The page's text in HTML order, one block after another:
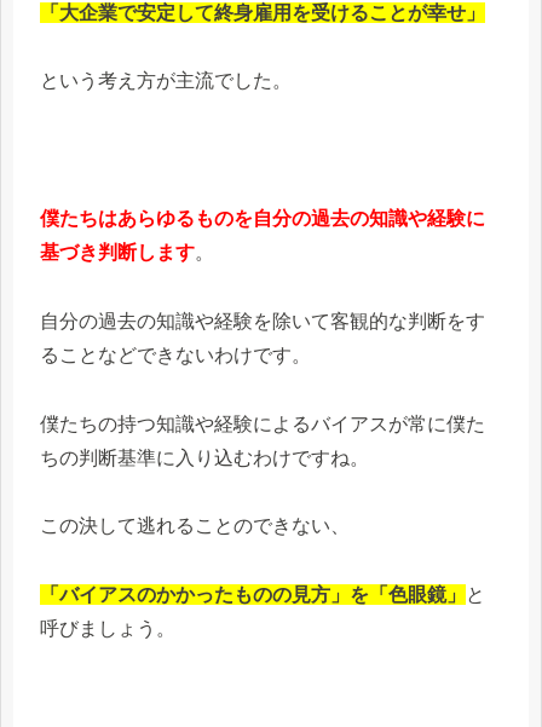
「大企業で安定して終身雇用を受けることが幸せ」
という考え方が主流でした。
僕たちはあらゆるものを自分の過去の知識や経験に
基づき判断します。
自分の過去の知識や経験を除いて客観的な判断をす
ることなどできないわけです。
僕たちの持つ知識や経験によるバイアスが常に僕た
ちの判断基準に入り込むわけですね。
この決して逃れることのできない、
「バイアスのかかったものの見方」を「色眼鏡」
と
呼びましょう。